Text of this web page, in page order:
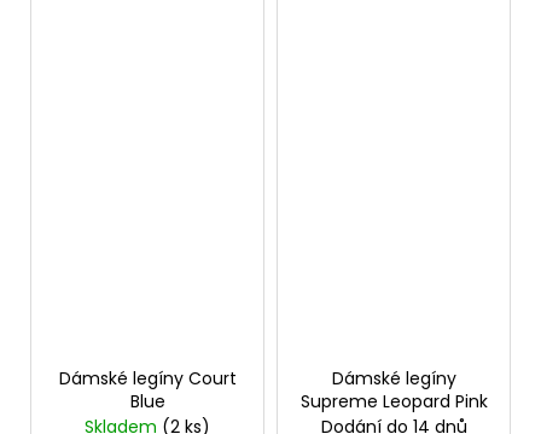
Dámské legíny Court
Blue
Skladem (2 ks)
Dámské legíny
Supreme Leopard Pink
Dodání do 14 dnů